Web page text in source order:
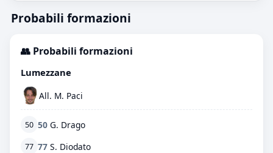
Probabili formazioni
👥 Probabili formazioni
Lumezzane
All. M. Paci
50 50 G. Drago
77 77 S. Diodato